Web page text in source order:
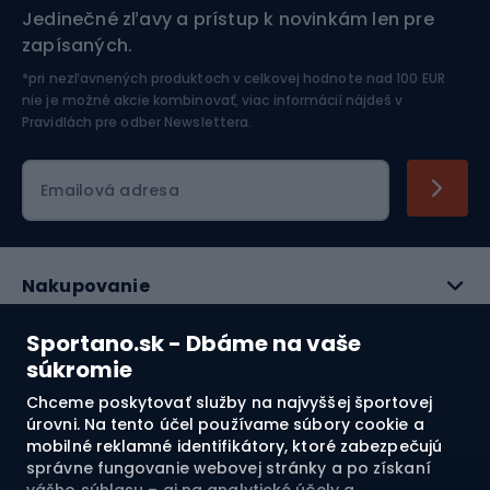
Sportano.sk - Dbáme na vaše
súkromie
Chceme poskytovať služby na najvyššej športovej
úrovni. Na tento účel používame súbory cookie a
mobilné reklamné identifikátory, ktoré zabezpečujú
správne fungovanie webovej stránky a po získaní
Jazdectvo
Jedinečné zľavy a prístup k novinkám len pre
zapísaných.
*pri nezľavnených produktoch v celkovej hodnote nad 100 EUR
nie je možné akcie kombinovať, viac informácií nájdeš v
Pravidlách pre odber Newslettera.
Emailová adresa
Nakupovanie
Služby zákazníkom
Právne informácie
O nás